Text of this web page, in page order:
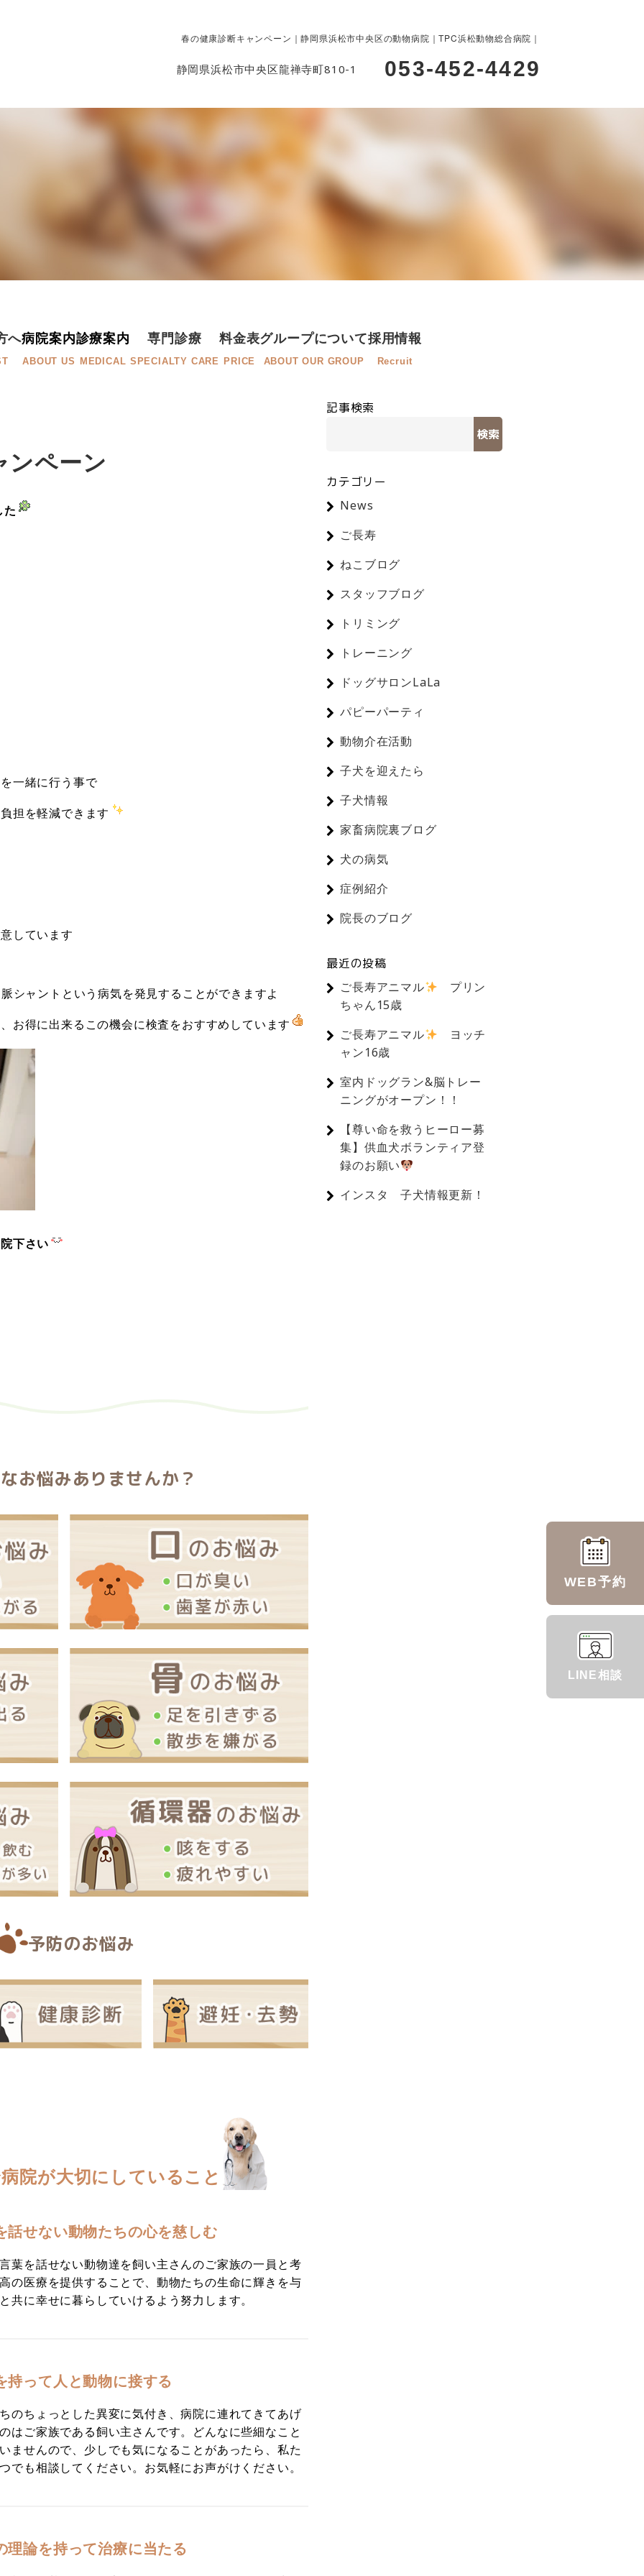
春の健康診断キャンペーン｜静岡県浜松市中央区の動物病院｜TPC浜松動物総合病院｜
静岡県浜松市中央区龍禅寺町810-1 053-452-4429
WEB予約
LINE相談
へ病院案内
ABOUT US
診療案内
MEDICAL
専門診療
SPECIALTY CARE
料金表
PRICE
グループについて
ABOUT OUR GROUP
採用情報
Recruit
ンペーン
た
一緒に行う事で
担を軽減できます
しています
シャントという病気を発見することができますよ
お得に出来るこの機会に検査をおすすめしています
下さい
お悩みありませんか？
予防のお悩み
院が大切にしていること
話せない動物たちの心を慈しむ
葉を話せない動物達を飼い主さんのご家族の一員と考
の医療を提供することで、動物たちの生命に輝きを与
共に幸せに暮らしていけるよう努力します。
持って人と動物に接する
のちょっとした異変に気付き、病院に連れてきてあげ
はご家族である飼い主さんです。どんなに些細なこと
ませんので、少しでも気になることがあったら、私た
でも相談してください。お気軽にお声がけください。
理論を持って治療に当たる
記事検索
検索
カテゴリー
News
ご長寿
ねこブログ
スタッフブログ
トリミング
トレーニング
ドッグサロンLaLa
パピーパーティ
動物介在活動
子犬を迎えたら
子犬情報
家畜病院裏ブログ
犬の病気
症例紹介
院長のブログ
最近の投稿
ご長寿アニマル
プリン
ちゃん15歳
ご長寿アニマル
ヨッチ
ャン16歳
室内ドッグラン&脳トレー
ニングがオープン！！
【尊い命を救うヒーロー募
集】供血犬ボランティア登
録のお願い
インスタ 子犬情報更新！